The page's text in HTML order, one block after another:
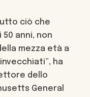
ciò che
50 anni, non
mezza età a
ha
dello
General